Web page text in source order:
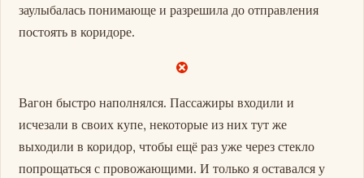
заулыбалась понимающе и разрешила до отправления
постоять в коридоре.
Вагон быстро наполнялся. Пассажиры входили и
исчезали в своих купе, некоторые из них тут же
выходили в коридор, чтобы ещё раз уже через стекло
попрощаться с провожающими. И только я оставался у